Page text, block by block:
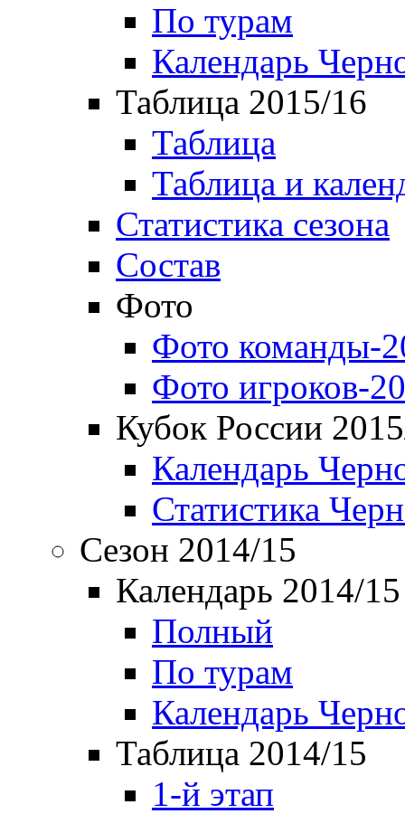
По турам
Календарь
Таблица 2015/16
Таблица
Таблица и
Статистика сезона
Состав
Фото
Фото команды-
Фото игроков-
Кубок России
Календарь
Статистика
Сезон 2014/15
Календарь 2014/15
Полный
По турам
Календарь
Таблица 2014/15
1-й этап